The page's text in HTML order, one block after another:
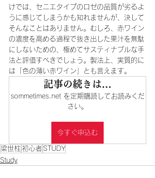
けでは、セニエタイプのロゼの品質が劣るよ
うに感じてしまうかも知れませんが、決して
そんなことはありません。むしろ、赤ワイン
の濃度を高める過程で抜き出した果汁を無駄
にしないための、極めてサスティナブルな手
法と評価すべきでしょう。製法上、実質的に
は「色の薄い赤ワイン」とも言えます。
記事の続きは…
sommetimes.net を定期購読してお読みくだ
さい。
今すぐ申込む
梁世柱 初心者 STUDY
Study